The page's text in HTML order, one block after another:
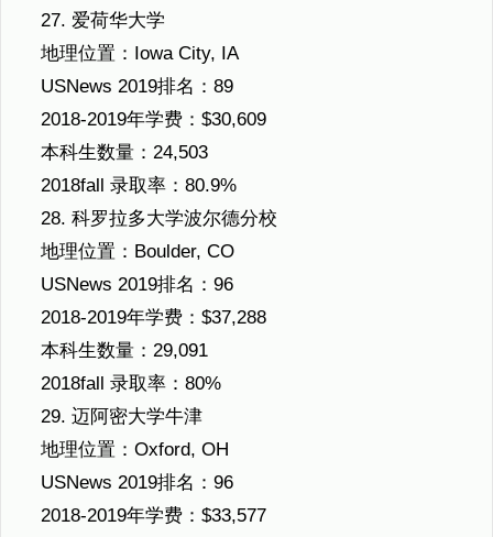
27. 爱荷华大学
地理位置：Iowa City, IA
USNews 2019排名：89
2018-2019年学费：$30,609
本科生数量：24,503
2018fall 录取率：80.9%
28. 科罗拉多大学波尔德分校
地理位置：Boulder, CO
USNews 2019排名：96
2018-2019年学费：$37,288
本科生数量：29,091
2018fall 录取率：80%
29. 迈阿密大学牛津
地理位置：Oxford, OH
USNews 2019排名：96
2018-2019年学费：$33,577